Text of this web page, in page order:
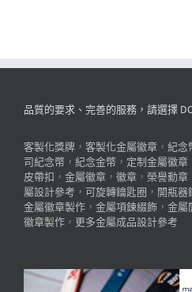
品質的要求、完善的服務，請選擇
客製化獎牌 ， 客製化金屬徽章 ， 紀念
司紀念幣 ， 紀念金幣 ， 定制金屬徽章
皮帶扣 ， 金屬徽章 ， 徽章 ， 榮譽勳章
屬設計參考 ， 可旋轉鑰匙圈 ， 開瓶器
金屬徽章製作 ， 金屬項鍊綴飾 ， 金屬
徽章製作 ， 更多金屬成品設計參考